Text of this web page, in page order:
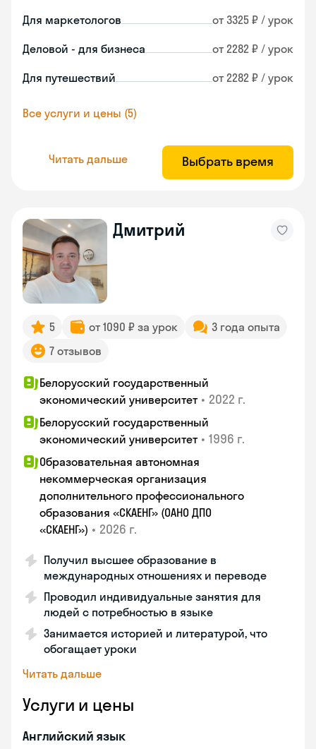
Для маркетологов от 3325 ₽ / урок
Деловой - для бизнеса от 2282 ₽ / урок
Для путешествий от 2282 ₽ / урок
Все услуги и цены (5)
Читать дальше Выбрать время
Дмитрий
5 от 1090 ₽ за урок
3 года опыта
7 отзывов
Белорусский государственный
экономический университет • 2022 г.
Белорусский государственный
экономический университет • 1996 г.
Образовательная автономная
некоммерческая организация
дополнительного профессионального
образования «СКАЕНГ» (ОАНО ДПО
«СКАЕНГ») • 2026 г.
Получил высшее образование в
международных отношениях и переводе
Проводил индивидуальные занятия для
людей с потребностью в языке
Занимается историей и литературой, что
обогащает уроки
Читать дальше
Услуги и цены
Английский язык